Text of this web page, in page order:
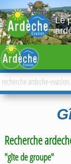
Le
Recherche
"gîte de groupe"